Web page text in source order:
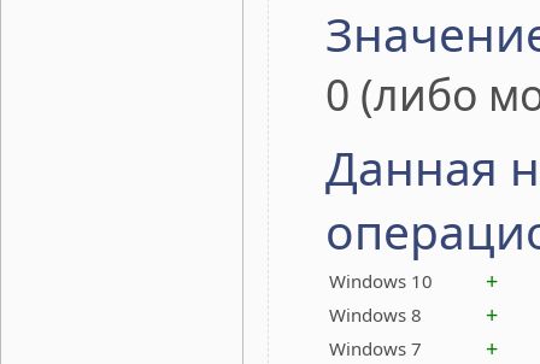
0 (либо
Данная
Windows 10 +
Windows 8 +
Windows 7 +